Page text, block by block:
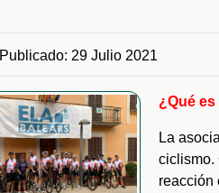
Publicado: 29 Julio 2021
¿Qué es
La
ciclismo.
reacción